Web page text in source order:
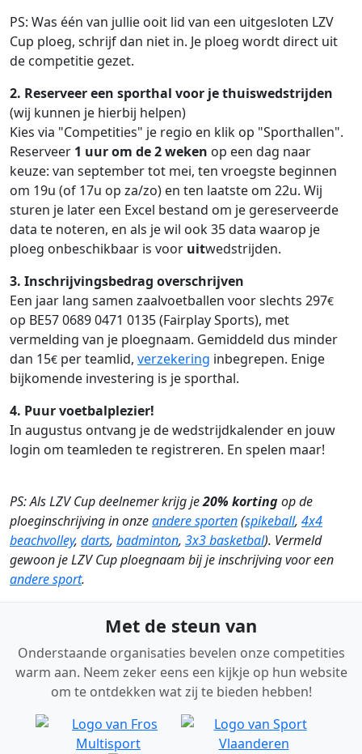
PS: Was één van jullie ooit lid van een uitgesloten LZV
Cup ploeg, schrijf dan niet in. Je ploeg wordt direct uit
de competitie gezet.
2. Reserveer een sporthal voor je thuiswedstrijden
(wij kunnen je hierbij helpen)
Kies via "Competities" je regio en klik op "Sporthallen".
Reserveer 1 uur om de 2 weken op een dag naar
keuze: van september tot mei, ten vroegste beginnen
om 19u (of 17u op za/zo) en ten laatste om 22u. Wij
sturen je later een Excel bestand om je gereserveerde
data te noteren, en als je wil ook 35 data waarop je
ploeg onbeschikbaar is voor uitwedstrijden.
3. Inschrijvingsbedrag overschrijven
Een jaar lang samen zaalvoetballen voor slechts 297€
op BE57 0689 0471 0135 (Fairplay Sports), met
vermelding van je ploegnaam. Gemiddeld dus minder
dan 15€ per teamlid, verzekering inbegrepen. Enige
bijkomende investering is je sporthal.
4. Puur voetbalplezier!
In augustus ontvang je de wedstrijdkalender en jouw
login om teamleden te registreren. En spelen maar!
PS: Als LZV Cup deelnemer krijg je20% kortingop de
ploeginschrijving in onzeandere sporten(spikeball, 4x4
beachvolley, darts, badminton, 3x3 basketbal). Vermeld
gewoon je LZV Cup ploegnaam bij je inschrijving voor een
andere sport.
Met de steun van
Onderstaande organisaties bevelen onze competities
warm aan. Neem zeker eens een kijkje op hun website
om te ontdekken wat zij te bieden hebben!